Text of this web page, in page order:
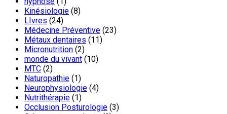
Kinésiologie (8)
LIvres (24)
Médecine Préventive (23)
Métaux dentaires (11)
Micronutrition (2)
monde du vivant (10)
MTC (2)
Naturopathie (1)
Neurophysiologie (4)
Nutrithérapie (1)
Occlusion Posturologie (3)